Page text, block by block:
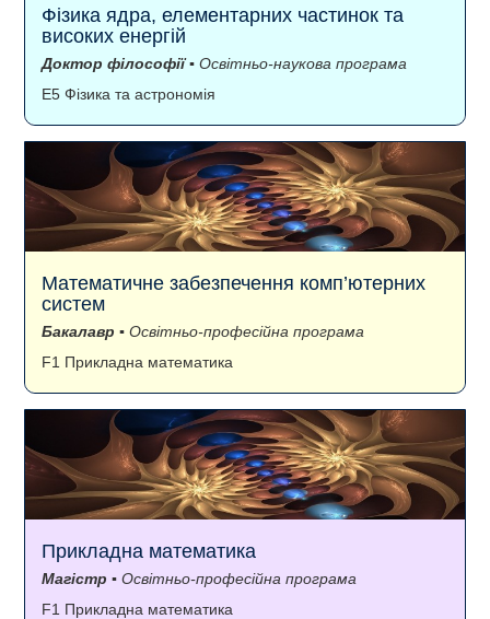
Фізика ядра, елементарних частинок та
високих енергій
Доктор філософії▪ Освітньо-наукова програма
E5 Фізика та астрономія
Математичне забезпечення комп’ютерних
систем
Бакалавр ▪ Освітньо-професійна програма
F1 Прикладна математика
Прикладна математика
Магістр ▪ Освітньо-професійна програма
F1 Прикладна математика